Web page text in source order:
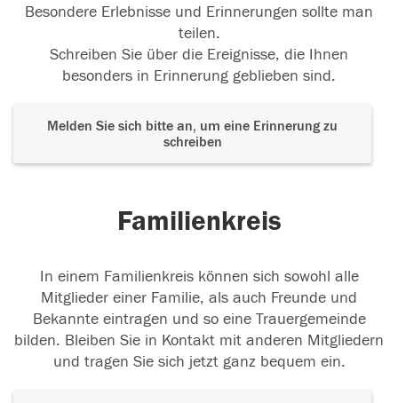
Besondere Erlebnisse und Erinnerungen sollte man
teilen.
Schreiben Sie über die Ereignisse, die Ihnen
besonders in Erinnerung geblieben sind.
Melden Sie sich bitte an, um eine Erinnerung zu
schreiben
Familienkreis
In einem Familienkreis können sich sowohl alle
Mitglieder einer Familie, als auch Freunde und
Bekannte eintragen und so eine Trauergemeinde
bilden. Bleiben Sie in Kontakt mit anderen Mitgliedern
und tragen Sie sich jetzt ganz bequem ein.